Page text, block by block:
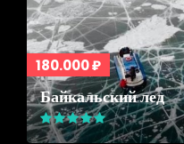
180.000 ₽
Байкальский лед